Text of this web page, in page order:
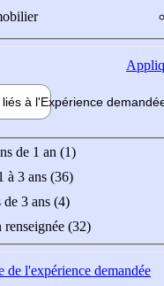
à l'Expérience
de 1 an (1)
à 3 ans (36)
de 3 ans (4)
renseignée (32)
l'expérience demandée